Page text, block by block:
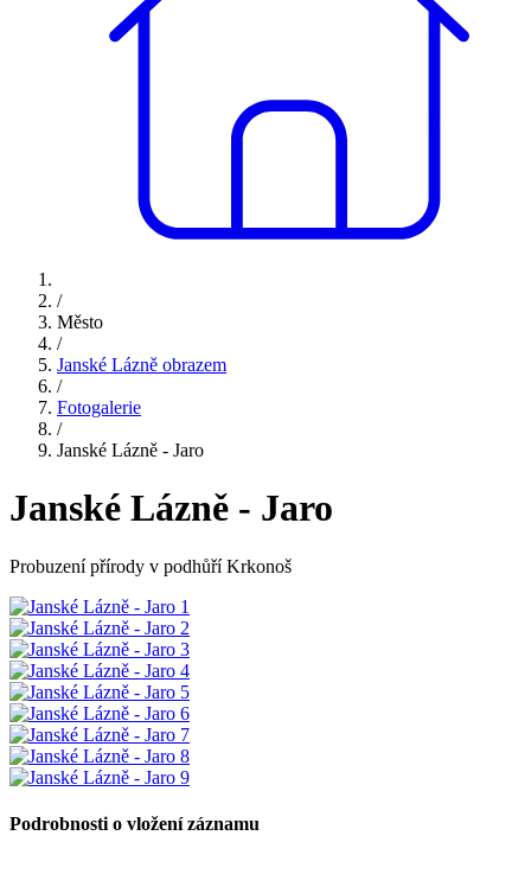
/
Město
/
Janské Lázně obrazem
/
Fotogalerie
/
Janské Lázně - Jaro
Janské Lázně - Jaro
Probuzení přírody v podhůří Krkonoš
Podrobnosti o vložení záznamu